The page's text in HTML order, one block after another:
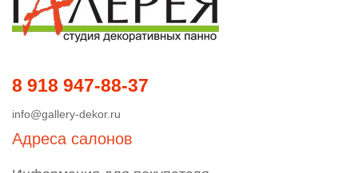
8 918 947-88-37
info@gallery-dekor.ru
Адреса салонов